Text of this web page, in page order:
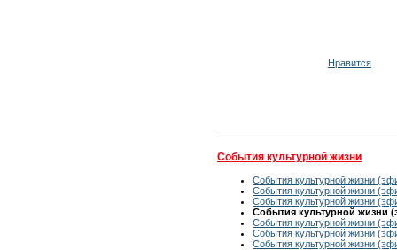
Нравится
События культурной жизни
События культурной жизни
События культурной жизни
События культурной жизни
События культурной жизни
События культурной жизни
События культурной жизни
События культурной жизни